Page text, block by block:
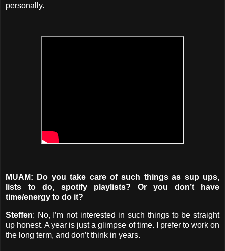
personally.
MUAM: Do you take care of such things as sup ups,
lists to do, spotify playlists? Or you don’t have
time/energy to do it?
Steffen: No, I’m not interested in such things to be straight
up honest. A year is just a glimpse of time. I prefer to work on
the long term, and don’t think in years.